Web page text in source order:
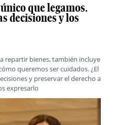
que legamos.
decisiones y los
repartir bienes, también incluye
queremos ser cuidados. ¿El
y preservar el derecho a
expresarlo